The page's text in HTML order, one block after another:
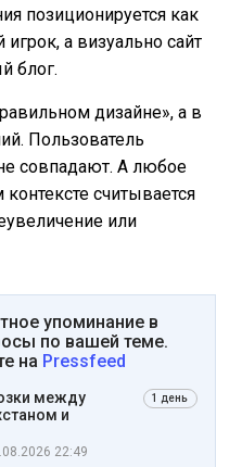
позиционируется как
а визуально сайт
блог.
дизайне», а в
Пользователь
совпадают. А любое
считывается
или
упоминание в
по вашей теме.
на Pressfeed
между
и
1 день
22:49